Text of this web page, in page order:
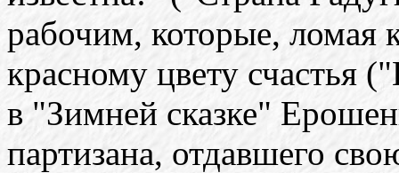
рабочим, которые, ломая
красному цвету счастья
в "Зимней сказке"
партизана, отдавшего